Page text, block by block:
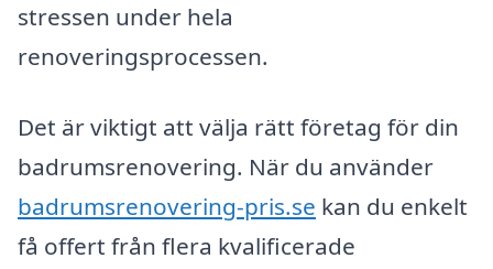
stressen under hela
renoveringsprocessen.
Det är viktigt att välja rätt företag för din
badrumsrenovering. När du använder
badrumsrenovering-pris.se kan du enkelt
få offert från flera kvalificerade